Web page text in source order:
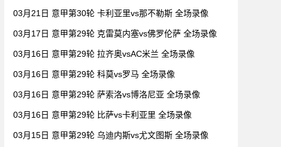
03月21日 意甲第30轮 卡利亚里vs那不勒斯 全场录像
03月17日 意甲第29轮 克雷莫内塞vs佛罗伦萨 全场录像
03月16日 意甲第29轮 拉齐奥vsAC米兰 全场录像
03月16日 意甲第29轮 科莫vs罗马 全场录像
03月16日 意甲第29轮 萨索洛vs博洛尼亚 全场录像
03月16日 意甲第29轮 比萨vs卡利亚里 全场录像
03月15日 意甲第29轮 乌迪内斯vs尤文图斯 全场录像